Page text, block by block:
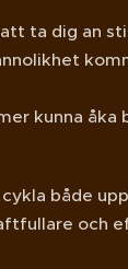
ta dig an
kunna åka
både
och